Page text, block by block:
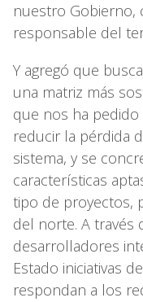
nuestro Gobierno,
responsable del
Y agregó que
una matriz más
que nos ha
reducir la pérdida
sistema, y se
características
tipo de proyectos,
del norte. A través
desarrolladores
Estado iniciativas
respondan a los